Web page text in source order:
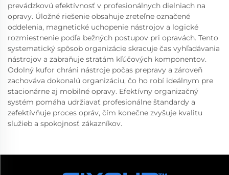
prevádzkovú efektívnosť v profesionálnych dielniach na
opravy. Úložné riešenie obsahuje zreteľne označené
oddelenia, magnetické uchopenie nástrojov a logické
rozmiestnenie podľa bežných postupov pri opravách. Tento
systematický spôsob organizácie skracuje čas vyhľadávania
nástrojov a zabraňuje stratám kľúčových komponentov.
Odolný kufor chráni nástroje počas prepravy a zároveň
zachováva dokonalú organizáciu, čo ho robí ideálnym pre
stacionárne aj mobilné opravy. Efektívny organizačný
systém pomáha udržiavať profesionálne štandardy a
zefektívňuje proces opráv, čím konečne zvyšuje kvalitu
služieb a spokojnosť zákazníkov.